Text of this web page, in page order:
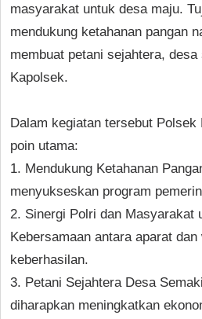
masyarakat untuk desa maju.
mendukung ketahanan pangan
membuat petani sejahtera,
Kapolsek.
Dalam kegiatan tersebut Polsek
poin utama:
1. Mendukung Ketahanan
menyukseskan program
2. Sinergi Polri dan Masyarakat
Kebersamaan antara aparat
keberhasilan.
3. Petani Sejahtera Desa
diharapkan meningkatkan